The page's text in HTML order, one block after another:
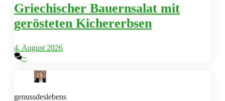
Griechischer Bauernsalat mit
gerösteten Kichererbsen
4. August 2026
~
genussdeslebens